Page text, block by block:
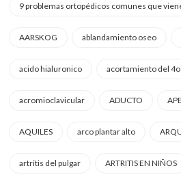
9 problemas ortopédicos comunes que
AARSKOG ablandamiento oseo
acido hialuronico acortamiento del
acromioclavicular ADUCTO
AQUILES arco plantar alto
artritis del pulgar ARTRITIS EN NIÑOS